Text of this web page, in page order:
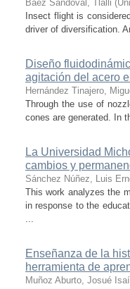
Báez Sandoval, Tlalli (
Insect flight is
driver of diversification.
Diseño
agitación del acero
Hernández Tinajero,
Through the use of
cones are generated. In
La Universidad
cambios y
Sánchez Núñez, Luis
This work analyzes the
in response to the
...
Enseñanza de la
herramienta de
Muñoz Aburto, Josué Isaí